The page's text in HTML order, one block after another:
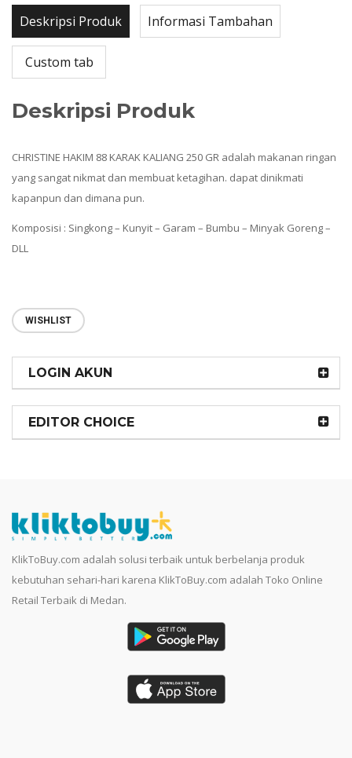
Deskripsi Produk Informasi Tambahan
Custom tab
Deskripsi Produk
CHRISTINE HAKIM 88 KARAK KALIANG 250 GR adalah makanan ringan
yang sangat nikmat dan membuat ketagihan. dapat dinikmati
kapanpun dan dimana pun.
Komposisi : Singkong – Kunyit – Garam – Bumbu – Minyak Goreng –
DLL
WISHLIST
LOGIN AKUN
EDITOR CHOICE
KlikToBuy.com adalah solusi terbaik untuk berbelanja produk
kebutuhan sehari-hari karena KlikToBuy.com adalah Toko Online
Retail Terbaik di Medan.